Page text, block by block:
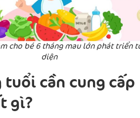
cho bé 6 tháng mau lớn phát triển
diện
tuổi cần cung cấp
gì?